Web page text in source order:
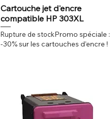
Cartouche jet d'encre
compatible HP 303XL
Rupture de stockPromo spéciale :
-30% sur les cartouches d’encre !